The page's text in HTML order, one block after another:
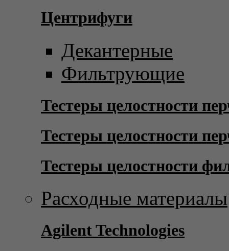
Центрифуги
Декантерные
Фильтрующие
Тестеры целостности
Тестеры целостности
Тестеры целостности
Расходные материалы
Agilent Technologies